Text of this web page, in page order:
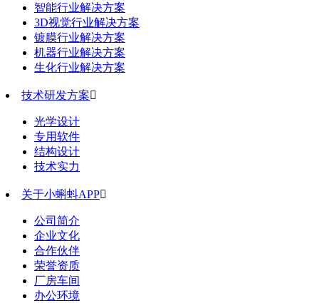
智能行业解决方案
3D视觉行业解决方案
镀膜行业解决方案
机器行业解决方案
生化行业解决方案
技术研发方案
光学设计
专用软件
结构设计
技术实力
关于小蝌蚪APP
公司简介
企业文化
合作伙伴
荣誉资质
厂房车间
办公环境